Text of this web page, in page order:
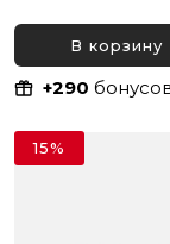
150 мл
В корзину
+290
15%